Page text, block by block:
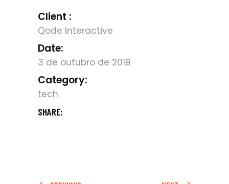
Client :
Qode Interactive
Date:
3 de outubro de 2019
Category:
tech
SHARE: